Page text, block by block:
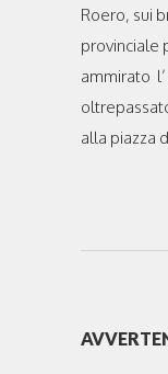
Roero, sui
provinciale
ammirato
alla piazza